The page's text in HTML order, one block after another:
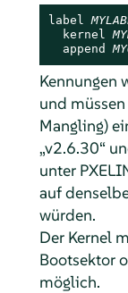
label
  kernel
  append
Kennungen
und
Mangling)
„v2.6.30“
unter
auf
würden.
Der Kernel
Bootsektor
möglich.